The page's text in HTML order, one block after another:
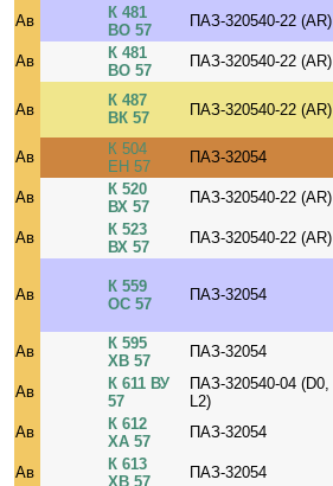
Ав
К 481
ВО 57
ПАЗ-320540-22 (AR)
Ав
К 481
ВО 57
ПАЗ-320540-22 (AR)
Ав
К 487
ВК 57
ПАЗ-320540-22 (AR)
Ав
К 504
ЕН 57
ПАЗ-32054
Ав
К 520
ВХ 57
ПАЗ-320540-22 (AR)
Ав
К 523
ВХ 57
ПАЗ-320540-22 (AR)
Ав
К 559
ОС 57
ПАЗ-32054
Ав
К 595
ХВ 57
ПАЗ-32054
Ав
К 611 ВУ
57
ПАЗ-320540-04 (D0,
L2)
Ав
К 612
ХА 57
ПАЗ-32054
Ав
К 613
ХВ 57
ПАЗ-32054